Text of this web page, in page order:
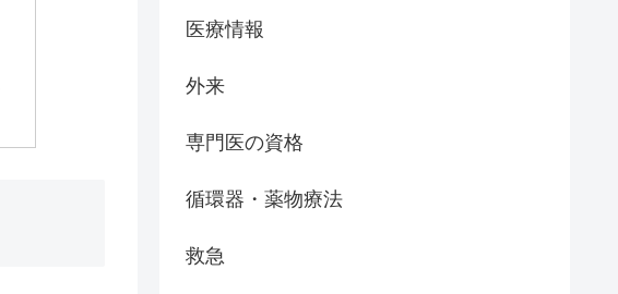
医療情報
外来
専門医の資格
循環器・薬物療法
救急